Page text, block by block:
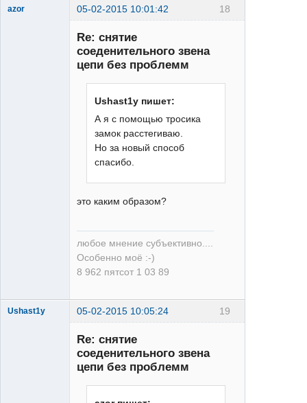
18
azor 05-02-2015 10:01:42
Re: снятие
соеденительного звена
цепи без проблемм
Ushast1y пишет:
А я с помощью тросика
замок расстегиваю.
Но за новый способ
спасибо.
это каким образом?
любое мнение субъективно....
Особенно моё :-)
8 962 пятсот 1 03 89
19
Ushast1y 05-02-2015 10:05:24
Re: снятие
соеденительного звена
цепи без проблемм